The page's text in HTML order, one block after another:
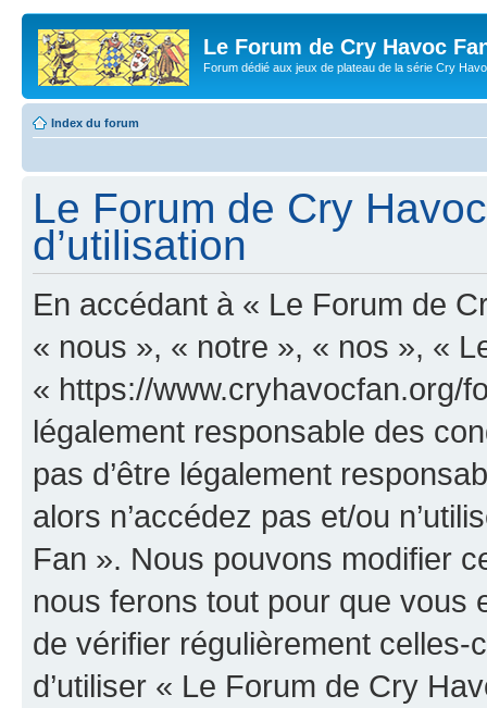
Le Forum de Cry Havoc
Forum dédié aux jeux de plateau de la série Cry
Index du forum
Le Forum de Cry
d’utilisation
En accédant à « Le Forum de
« nous », « notre », « nos », «
« https://www.cryhavocfan.org/
légalement responsable des
pas d’être légalement
alors n’accédez pas et/ou
Fan ». Nous pouvons modifier
nous ferons tout pour que vous
de vérifier régulièrement
d’utiliser « Le Forum de Cry